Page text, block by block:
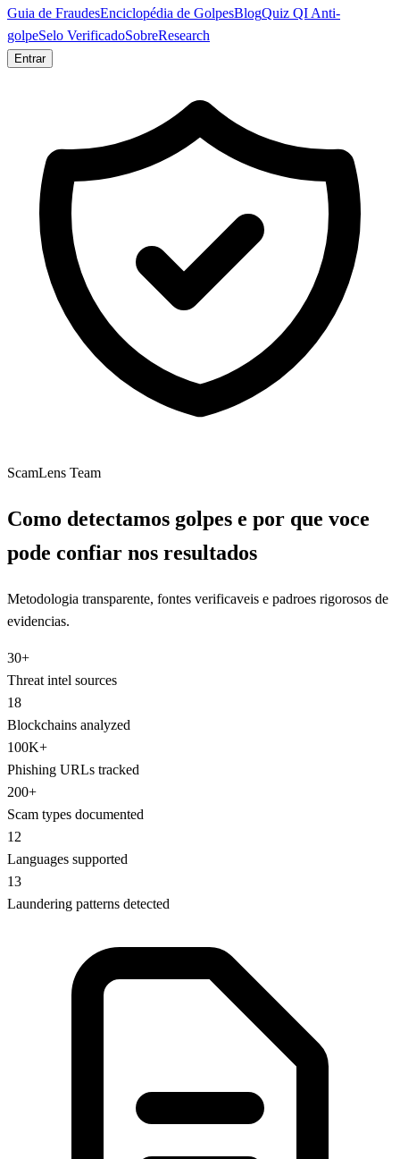
Guia de FraudesEnciclopédia de GolpesBlogQuiz QI Anti-
golpeSelo VerificadoSobreResearch
Entrar
ScamLens Team
Como detectamos golpes e por que voce
pode confiar nos resultados
Metodologia transparente, fontes verificaveis e padroes rigorosos de
evidencias.
30+
Threat intel sources
18
Blockchains analyzed
100K+
Phishing URLs tracked
200+
Scam types documented
12
Languages supported
13
Laundering patterns detected